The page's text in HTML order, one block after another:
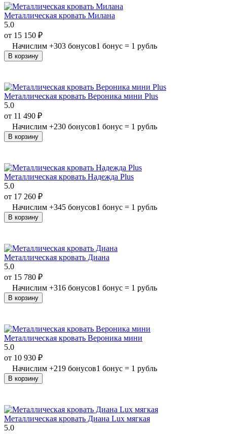
Металлическая кровать Милана
5.0
от 15 150 ₽
Начислим +303 бонусов1 бонус = 1 рубль
В корзину
Металлическая кровать Вероника мини Plus
5.0
от 11 490 ₽
Начислим +230 бонусов1 бонус = 1 рубль
В корзину
Металлическая кровать Надежда Plus
5.0
от 17 260 ₽
Начислим +345 бонусов1 бонус = 1 рубль
В корзину
Металлическая кровать Диана
5.0
от 15 780 ₽
Начислим +316 бонусов1 бонус = 1 рубль
В корзину
Металлическая кровать Вероника мини
5.0
от 10 930 ₽
Начислим +219 бонусов1 бонус = 1 рубль
В корзину
Металлическая кровать Диана Lux мягкая
5.0